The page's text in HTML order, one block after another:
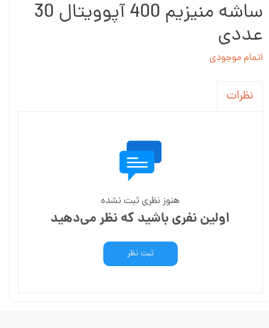
ساشه منیزیم 400 آپوویتال 30
عددی
اتمام موجودی
نظرات
هنوز نظری ثبت نشده
اولین نفری باشید که نظر می‌دهید
ثبت نظر